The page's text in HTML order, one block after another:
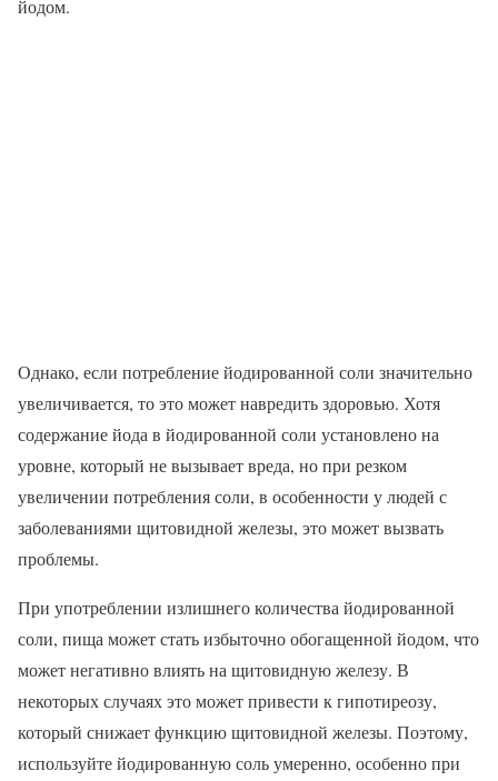
йодом.
Однако, если потребление йодированной соли значительно
увеличивается, то это может навредить здоровью. Хотя
содержание йода в йодированной соли установлено на
уровне, который не вызывает вреда, но при резком
увеличении потребления соли, в особенности у людей с
заболеваниями щитовидной железы, это может вызвать
проблемы.
При употреблении излишнего количества йодированной
соли, пища может стать избыточно обогащенной йодом, что
может негативно влиять на щитовидную железу. В
некоторых случаях это может привести к гипотиреозу,
который снижает функцию щитовидной железы. Поэтому,
используйте йодированную соль умеренно, особенно при